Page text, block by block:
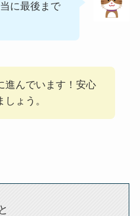
に最後まで
進んでいます！安心
しょう。